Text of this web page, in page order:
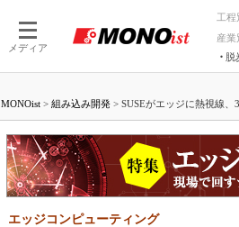
メディア
工程
産業
脱
つながる工場
つながるサービ
AI×設備
Physical
MONOist > 組み込み開発 > SUSEがエッジに熱視線、
エッジコンピューティング